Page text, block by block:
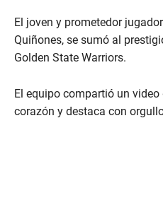
El joven y prometedor
Quiñones, se sumó al
Golden State Warriors.
El equipo compartió un video
corazón y destaca con